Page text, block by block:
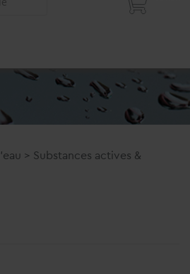
> Substances actives &